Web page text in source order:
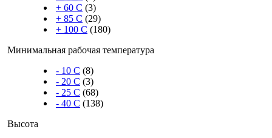
+ 60 C (3)
+ 85 C (29)
+ 100 C (180)
Минимальная рабочая температура
- 10 C (8)
- 20 C (3)
- 25 C (68)
- 40 C (138)
Высота